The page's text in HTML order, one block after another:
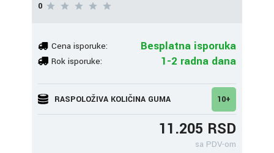
0
Cena isporuke: Besplatna isporuka
Rok isporuke: 1-2 radna dana
RASPOLOŽIVA KOLIČINA GUMA 10+
11.205 RSD
sa PDV-om